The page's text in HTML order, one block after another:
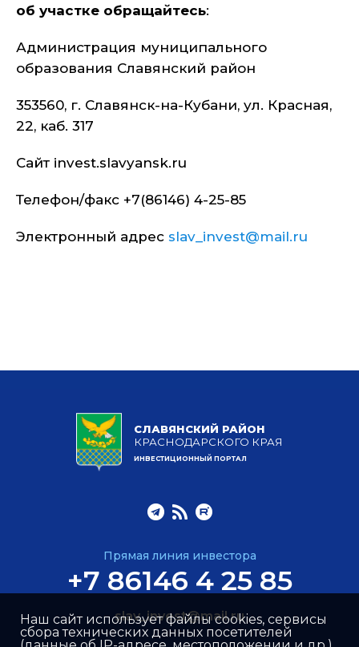
об участке обращайтесь:
Администрация муниципального
образования Славянский район
353560, г. Славянск-на-Кубани, ул. Красная,
22, каб. 317
Сайт invest.slavyansk.ru
Телефон/факс +7(86146) 4-25-85
Электронный адрес slav_invest@mail.ru
СЛАВЯНСКИЙ РАЙОН
КРАСНОДАРСКОГО КРАЯ
ИНВЕСТИЦИОННЫЙ ПОРТАЛ
Прямая линия инвестора
+7 86146 4 25 85
slav_invest@mail.ru
Наш сайт использует файлы cookies, сервисы
сбора технических данных посетителей